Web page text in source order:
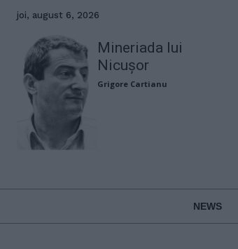
joi, august 6, 2026
Mineriada lui
Nicușor
Grigore Cartianu
NEWS